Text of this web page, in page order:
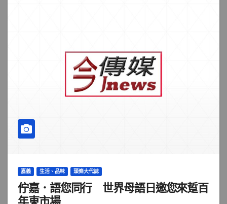
嘉義 生活、品味 頭條大代誌
佇嘉．語您同行 世界母語日邀您來踅百
年東市場